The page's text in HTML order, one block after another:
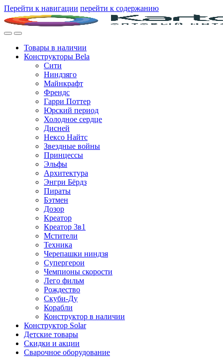
Перейти к навигации перейти к содержанию
Товары в наличии
Конструкторы Bela
Сити
Ниндзяго
Майнкрафт
Френдс
Гарри Поттер
Юрский период
Холодное сердце
Дисней
Нексо Найтс
Звездные войны
Принцессы
Эльфы
Архитектура
Энгри Бёрдз
Пираты
Бэтмен
Дозор
Креатор
Креатор 3в1
Мстители
Техника
Черепашки ниндзя
Супергерои
Чемпионы скорости
Лего фильм
Рождество
Скуби-Ду
Корабли
Конструктор в наличии
Конструктор Solar
Детские товары
Скидки и акции
Сварочное оборудование